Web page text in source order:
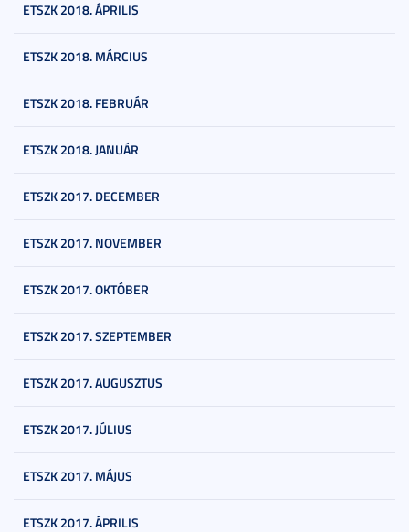
ETSZK 2018. ÁPRILIS
ETSZK 2018. MÁRCIUS
ETSZK 2018. FEBRUÁR
ETSZK 2018. JANUÁR
ETSZK 2017. DECEMBER
ETSZK 2017. NOVEMBER
ETSZK 2017. OKTÓBER
ETSZK 2017. SZEPTEMBER
ETSZK 2017. AUGUSZTUS
ETSZK 2017. JÚLIUS
ETSZK 2017. MÁJUS
ETSZK 2017. ÁPRILIS